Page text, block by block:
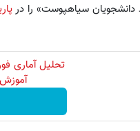
دانشجویان سیاهپوست» را در
تحلیل آماری